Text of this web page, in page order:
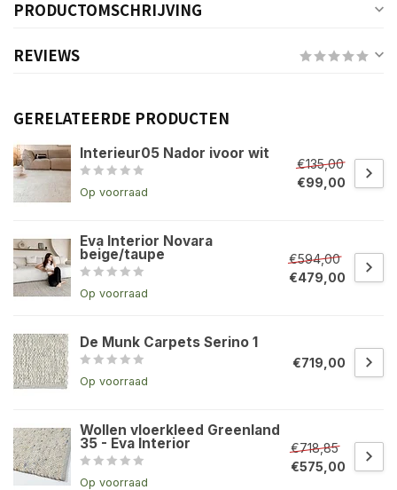
PRODUCTOMSCHRIJVING
REVIEWS
GERELATEERDE PRODUCTEN
Interieur05 Nador ivoor wit
Op voorraad
€135,00
€99,00
Eva Interior Novara
beige/taupe
Op voorraad
€594,00
€479,00
De Munk Carpets Serino 1
Op voorraad
€719,00
Wollen vloerkleed Greenland
35 - Eva Interior
Op voorraad
€718,85
€575,00